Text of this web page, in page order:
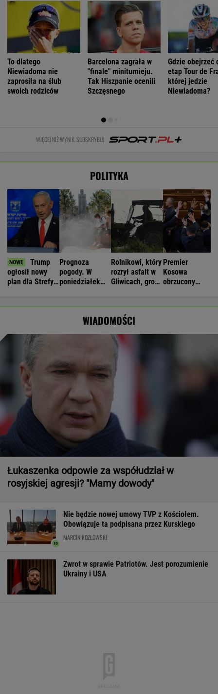
To dlatego
Niewiadoma nie
zaprosiła na ślub
swoich rodziców
Barcelona zagrała w
"finale" miniturnieju.
Tak Hiszpanie ocenili
Szczęsnego
Gdzie obejrzeć
etap Tour de
której jedzie
Niewiadoma?
WIĘCEJ NIŻ WYNIK. SUBSKRYBUJ
POLITYKA
Trump
ogłosił nowy
plan dla Strefy
Prognoza
pogody. W
poniedziałek
Rolnikowi, który
rozrył asfalt w
Gliwicach, grozi
Premier
Kosowa
obrzucony
WIADOMOŚCI
Łukaszenka odpowie za współudział w
rosyjskiej agresji? "Mamy dowody"
Nie będzie nowej umowy TVP z Kościołem.
Obowiązuje ta podpisana przez Kurskiego
MARCIN KOZŁOWSKI
Zwrot w sprawie Patriotów. Jest porozumienie
Ukrainy i USA